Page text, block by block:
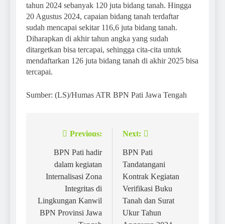
tahun 2024 sebanyak 120 juta bidang tanah. Hingga
20 Agustus 2024, capaian bidang tanah terdaftar
sudah mencapai sekitar 116,6 juta bidang tanah.
Diharapkan di akhir tahun angka yang sudah
ditargetkan bisa tercapai, sehingga cita-cita untuk
mendaftarkan 126 juta bidang tanah di akhir 2025 bisa
tercapai.
Sumber: (LS)/Humas ATR BPN Pati Jawa Tengah
navigation
Previous:
BPN Pati hadir
dalam kegiatan
Internalisasi Zona
Integritas di
Lingkungan Kanwil
BPN Provinsi Jawa
Next:
BPN Pati
Tandatangani
Kontrak Kegiatan
Verifikasi Buku
Tanah dan Surat
Ukur Tahun